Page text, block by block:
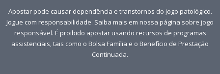
Apostar pode causar dependência e transtornos do jogo patológico.
Jogue com responsabilidade. Saiba mais em nossa página sobre jogo
responsável. É proibido apostar usando recursos de programas
assistenciais, tais como o Bolsa Família e o Benefício de Prestação
Continuada.